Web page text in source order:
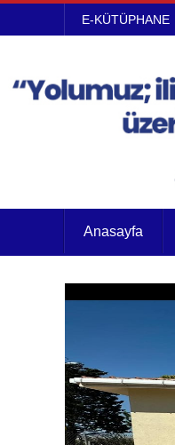
E-KÜTÜPHANE
Anasayfa